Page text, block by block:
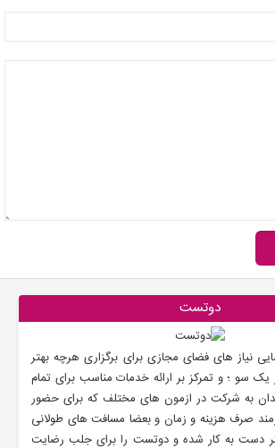
دوتست
نیاز های فضای مجازی برای برگزاری هرچه بهتر
یک سو ؛ و تمرکز بر ارائه خدمات مناسب برای تمام
به شرکت در ازمون های مختلف که برای حضور
صرف هزینه و زمان و بعضا مسافت های طولانی
دست به کار شده و دوتست را برای جلب رضایت